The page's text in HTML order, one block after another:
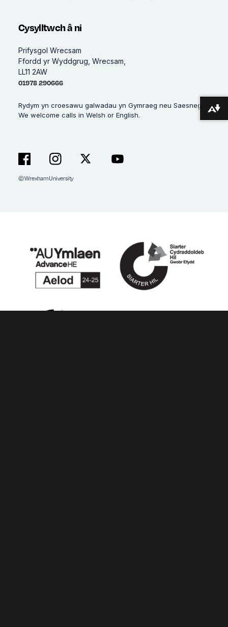
Cysylltwch â ni
Prifysgol Wrecsam
Ffordd yr Wyddgrug, Wrecsam,
LL11 2AW
01978 290666
Rydym yn croesawu galwadau yn Gymraeg neu Saesneg.
We welcome calls in Welsh or English.
FacebookInstagram
© Wrexham University
Lawrlwytho fformatau amgen ...